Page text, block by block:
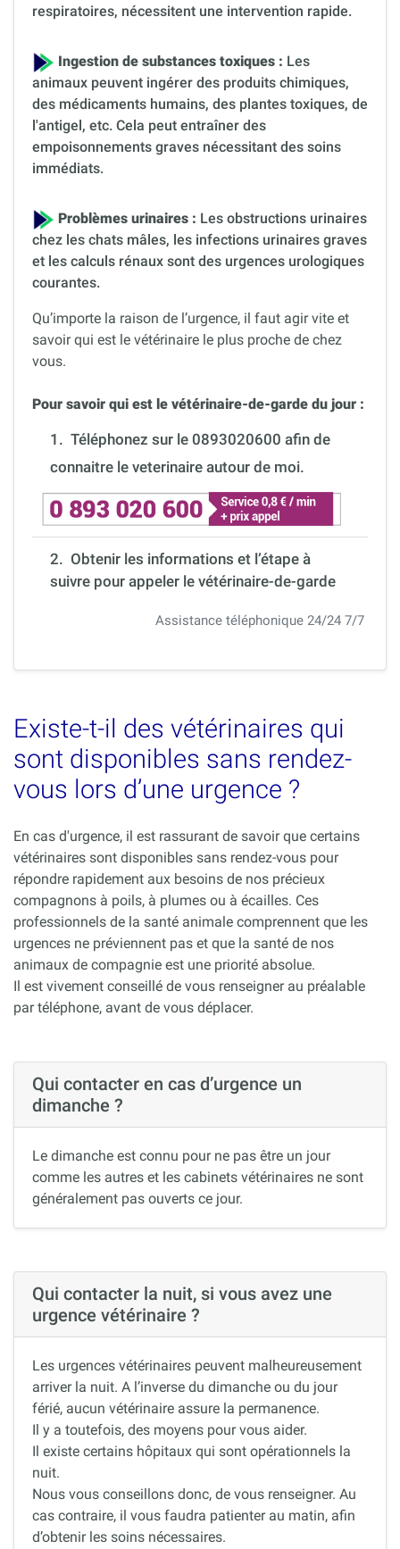
respiratoires, nécessitent une intervention rapide.
Ingestion de substances toxiques : Les
animaux peuvent ingérer des produits chimiques,
des médicaments humains, des plantes toxiques, de
l'antigel, etc. Cela peut entraîner des
empoisonnements graves nécessitant des soins
immédiats.
Problèmes urinaires : Les obstructions urinaires
chez les chats mâles, les infections urinaires graves
et les calculs rénaux sont des urgences urologiques
courantes.
Qu’importe la raison de l’urgence, il faut agir vite et
savoir qui est le vétérinaire le plus proche de chez
vous.
Pour savoir qui est le vétérinaire-de-garde du jour :
1. Téléphonez sur le 0893020600 afin de
connaitre le veterinaire autour de moi.
2. Obtenir les informations et l’étape à
suivre pour appeler le vétérinaire-de-garde
Assistance téléphonique 24/24 7/7
Existe-t-il des vétérinaires qui
sont disponibles sans rendez-
vous lors d’une urgence ?
En cas d'urgence, il est rassurant de savoir que certains
vétérinaires sont disponibles sans rendez-vous pour
répondre rapidement aux besoins de nos précieux
compagnons à poils, à plumes ou à écailles. Ces
professionnels de la santé animale comprennent que les
urgences ne préviennent pas et que la santé de nos
animaux de compagnie est une priorité absolue.
Il est vivement conseillé de vous renseigner au préalable
par téléphone, avant de vous déplacer.
Qui contacter en cas d’urgence un
dimanche ?
Le dimanche est connu pour ne pas être un jour
comme les autres et les cabinets vétérinaires ne sont
généralement pas ouverts ce jour.
Qui contacter la nuit, si vous avez une
urgence vétérinaire ?
Les urgences vétérinaires peuvent malheureusement
arriver la nuit. A l’inverse du dimanche ou du jour
férié, aucun vétérinaire assure la permanence.
Il y a toutefois, des moyens pour vous aider.
Il existe certains hôpitaux qui sont opérationnels la
nuit.
Nous vous conseillons donc, de vous renseigner. Au
cas contraire, il vous faudra patienter au matin, afin
d’obtenir les soins nécessaires.